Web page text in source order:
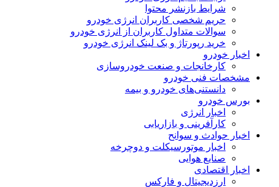
شرایط بازنشر محتوا
حریم شخصی کاربران انرژی خودرو
سوالات متداول کاربران از انرژی خودرو
خرید رپورتاژ و بک لینک انرژی خودرو
اخبار خودرو
کارخانجات و صنعت خودروسازی
مشخصات فنی خودرو
دانستنی‌های خودرو و بیمه
بورس خودرو
اخبار انرژی
کارآفرینی و بازاریابی
اخبار حوادث و سوانح
اخبار موتورسیکلت و دوچرخه
صنایع هوایی
اخبار اقتصادی
ارزدیجیتال و فارکس